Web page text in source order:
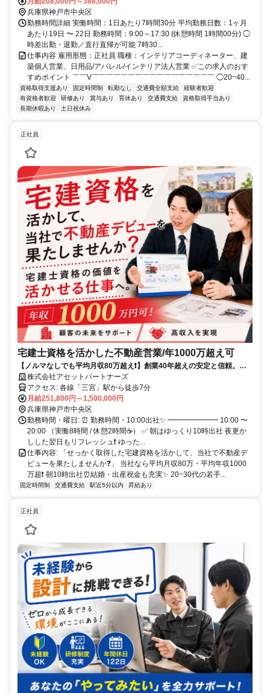
兵庫県神戸市中央区
勤務時間詳細 実働時間：1日あたり7時間30分 平均勤務日数：1ヶ月
あたり19日 〜 22日 勤務時間：9:00～17:30 (休憩時間 1時間00分) ◯
時差出勤・退勤／直行直帰が可能 7時30...
仕事内容 雇用形態：正社員 職種：インテリアコーディネーター、建
築個人営業、日用品/アパレル/インテリア法人営業 ✅この求人のおす
すめポイント ￣￣V￣￣￣￣￣￣￣￣￣￣￣￣￣￣￣￣￣ ◯20~40...
資格取得支援あり 固定時間制 転勤なし 交通費全額支給
経験者歓迎
有資格者歓迎
研修あり 賞与あり 育休あり 交通費支給
資格取得手当あり
長期休暇あり
土日祝休み
正社員
宅建士資格を活かした不動産営業/年1000万超え可
【ノルマなしでも平均月収80万超え❗】創業40年超えの安定と信頼。あ
なたの資格をしっかり評価します。
株式会社アセットパートナーズ
アクセス: 各線「三宮」駅から徒歩7分
月給251,800円～1,500,000円
兵庫県神戸市中央区
勤務時間・曜日: ⏰ 勤務時間・10:00出社✨ ━━━━━━━ 10:00 〜
20:00 （実働8時間 / 休憩2時間☕） ✅ 朝はゆっくり10時出社 夜更か
しした翌日もリフレッシュ❗ ゆった...
仕事内容: 「せっかく取得した宅建資格を活かして、当社で不動産デ
ビューを果たしませんか❓」 当社なら平均月収80万・平均年収1000
万超❗ 朝10時出社⏰結婚・出産祝金も充実✨ 20~30代の若手...
固定時間制 交通費支給 駅近5分以内 昇給あり
正社員